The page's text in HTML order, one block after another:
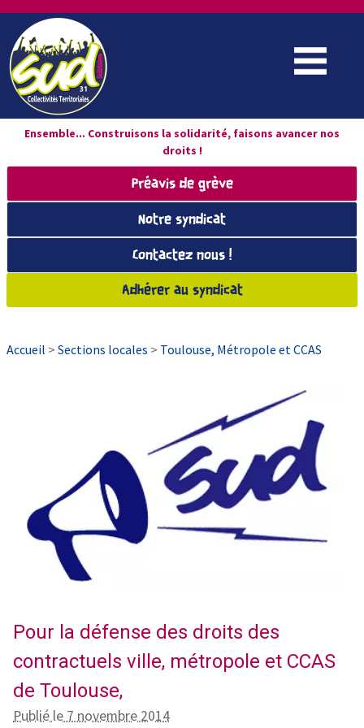
Ensemble... Construisons la solidarité, faisons avancer nos
droits !
Préavis de grève
Notre syndicat
Contactez nous !
Adhérer au syndicat
Accueil > Sections locales > Toulouse, Métropole et CCAS
Pour la défense des droits des
contractuels ville, métropole et CCAS
de Toulouse,
Publié le 7 novembre 2014